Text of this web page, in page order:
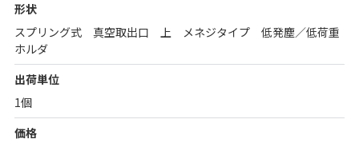
形状
スプリング式 真空取出口 上 メネジタイプ 低発塵／低荷重
ホルダ
出荷単位
1個
価格